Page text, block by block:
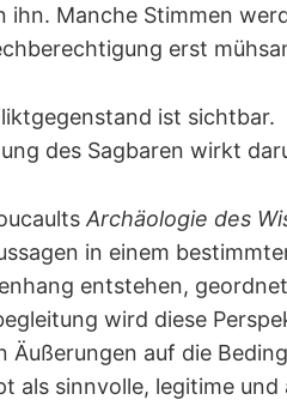
ihn. Manche Stimmen
erst
ist sichtbar.
des Sagbaren wirkt
Archäologie des
in einem
entstehen,
wird diese
Äußerungen auf die
als sinnvolle, legitime